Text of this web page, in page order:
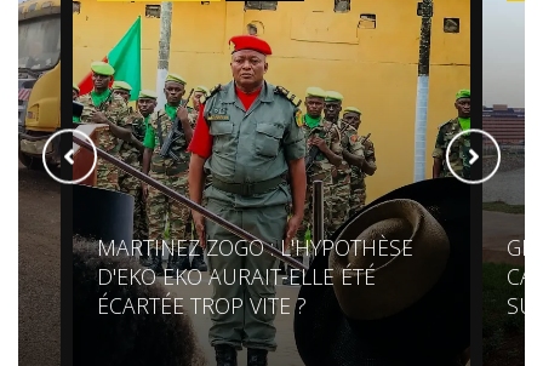
MARTINEZ ZOGO : L'HYPOTHÈSE
D'EKO EKO AURAIT-ELLE ÉTÉ
ÉCARTÉE TROP VITE ?